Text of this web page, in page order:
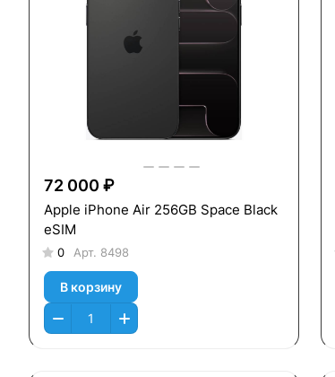
72 000 ₽
Apple iPhone Air 256GB Space Black
eSIM
0 Арт. 8498
В корзину